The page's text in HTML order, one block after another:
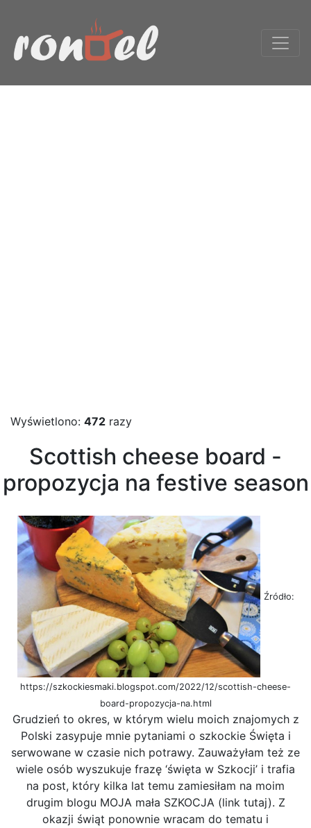
Wyświetlono: 472 razy
Scottish cheese board -
propozycja na festive season
Źródło:
https://szkockiesmaki.blogspot.com/2022/12/scottish-cheese-
board-propozycja-na.html
Grudzień to okres, w którym wielu moich znajomych z
Polski zasypuje mnie pytaniami o szkockie Święta i
serwowane w czasie nich potrawy. Zauważyłam też ze
wiele osób wyszukuje frazę ‘święta w Szkocji’ i trafia
na post, który kilka lat temu zamiesiłam na moim
drugim blogu MOJA mała SZKOCJA (link tutaj). Z
okazji świąt ponownie wracam do tematu i